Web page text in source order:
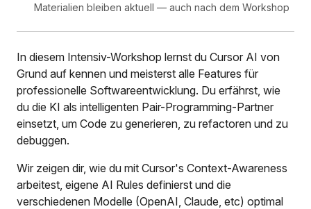
Materialien bleiben aktuell — auch nach dem Workshop
In diesem Intensiv-Workshop lernst du Cursor AI von
Grund auf kennen und meisterst alle Features für
professionelle Softwareentwicklung. Du erfährst, wie
du die KI als intelligenten Pair-Programming-Partner
einsetzt, um Code zu generieren, zu refactoren und zu
debuggen.
Wir zeigen dir, wie du mit Cursor's Context-Awareness
arbeitest, eigene AI Rules definierst und die
verschiedenen Modelle (OpenAI, Claude, etc) optimal